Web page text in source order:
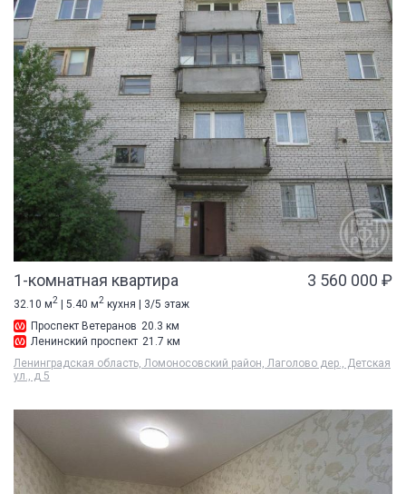
1-комнатная квартира 3 560 000 ₽
32.10 м2 | 5.40 м2 кухня | 3/5 этаж
Проспект Ветеранов 20.3 км
Ленинский проспект 21.7 км
Ленинградская область, Ломоносовский район, Лаголово дер., Детская
ул., д 5